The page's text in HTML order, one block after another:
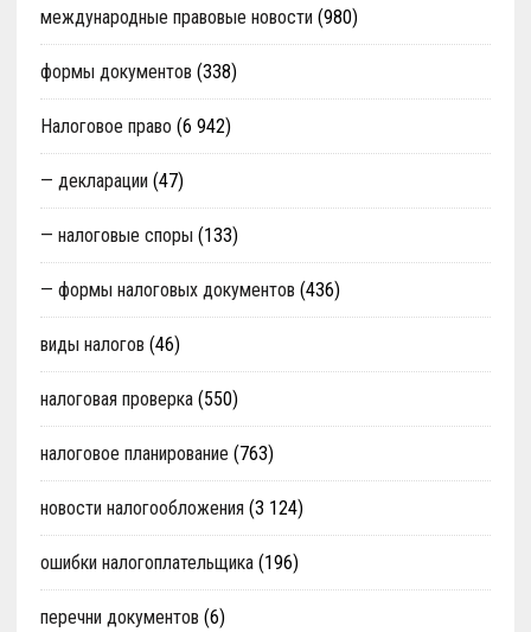
международные правовые новости (980)
формы документов (338)
Налоговое право (6 942)
— декларации (47)
— налоговые споры (133)
— формы налоговых документов (436)
виды налогов (46)
налоговая проверка(550)
налоговое планирование (763)
новости налогообложения (3 124)
ошибки налогоплательщика(196)
перечни документов (6)